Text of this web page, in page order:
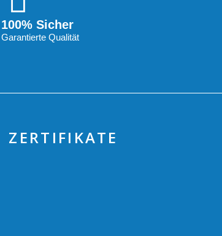
100% Sicher
Garantierte Qualität
ZERTIFIKATE